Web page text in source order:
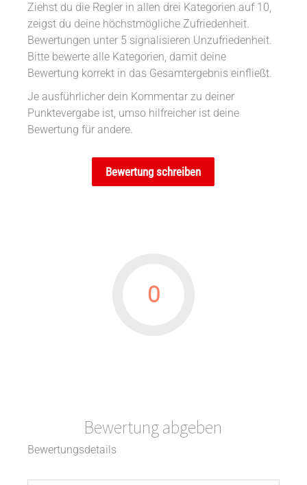
Ziehst du die Regler in allen drei Kategorien auf 10,
zeigst du deine höchstmögliche Zufriedenheit.
Bewertungen unter 5 signalisieren Unzufriedenheit.
Bitte bewerte alle Kategorien, damit deine
Bewertung korrekt in das Gesamtergebnis einfließt.
Je ausführlicher dein Kommentar zu deiner
Punktevergabe ist, umso hilfreicher ist deine
Bewertung für andere.
Bewertung schreiben
0
Bewertung abgeben
Bewertungsdetails